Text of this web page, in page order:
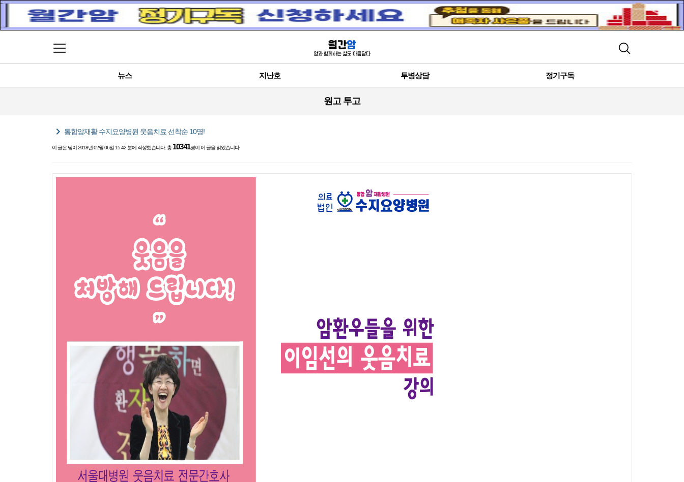
메뉴 열기 검색
뉴스 지난호 투병상담 정기구독
원고 투고
chevron_right 통합암재활 수지요양병원 웃음치료 선착순 10명!
이 글은님이 2018년 02월 06일 15:42 분에 작성했습니다. 총10341명이 이 글을 읽었습니다.